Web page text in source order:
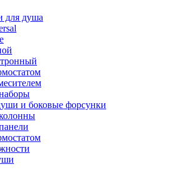
для душа
и боковые форсунки